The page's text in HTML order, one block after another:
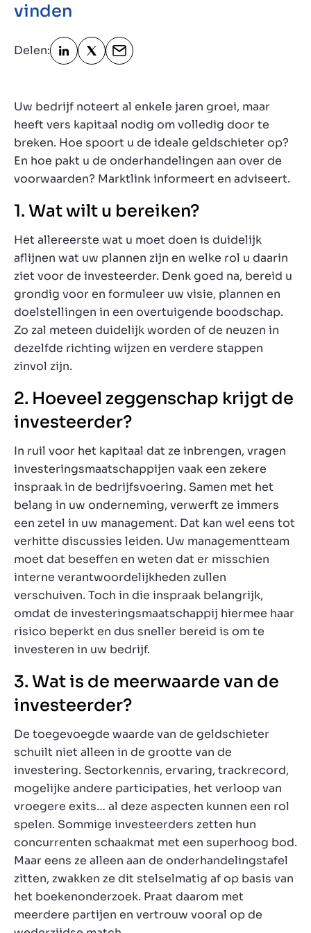
Contact
vinden
Delen:
Uw bedrijf noteert al enkele jaren groei, maar
heeft vers kapitaal nodig om volledig door te
breken. Hoe spoort u de ideale geldschieter op?
En hoe pakt u de onderhandelingen aan over de
voorwaarden? Marktlink informeert en adviseert.
1. Wat wilt u bereiken?
Het allereerste wat u moet doen is duidelijk
aflijnen wat uw plannen zijn en welke rol u daarin
ziet voor de investeerder. Denk goed na, bereid u
grondig voor en formuleer uw visie, plannen en
doelstellingen in een overtuigende boodschap.
Zo zal meteen duidelijk worden of de neuzen in
dezelfde richting wijzen en verdere stappen
zinvol zijn.
2. Hoeveel zeggenschap krijgt de
investeerder?
In ruil voor het kapitaal dat ze inbrengen, vragen
investeringsmaatschappijen vaak een zekere
inspraak in de bedrijfsvoering. Samen met het
belang in uw onderneming, verwerft ze immers
een zetel in uw management. Dat kan wel eens tot
verhitte discussies leiden. Uw managementteam
moet dat beseffen en weten dat er misschien
interne verantwoordelijkheden zullen
verschuiven. Toch in die inspraak belangrijk,
omdat de investeringsmaatschappij hiermee haar
risico beperkt en dus sneller bereid is om te
investeren in uw bedrijf.
3. Wat is de meerwaarde van de
investeerder?
De toegevoegde waarde van de geldschieter
schuilt niet alleen in de grootte van de
investering. Sectorkennis, ervaring, trackrecord,
mogelijke andere participaties, het verloop van
vroegere exits… al deze aspecten kunnen een rol
spelen. Sommige investeerders zetten hun
concurrenten schaakmat met een superhoog bod.
Maar eens ze alleen aan de onderhandelingstafel
zitten, zwakken ze dit stelselmatig af op basis van
het boekenonderzoek. Praat daarom met
meerdere partijen en vertrouw vooral op de